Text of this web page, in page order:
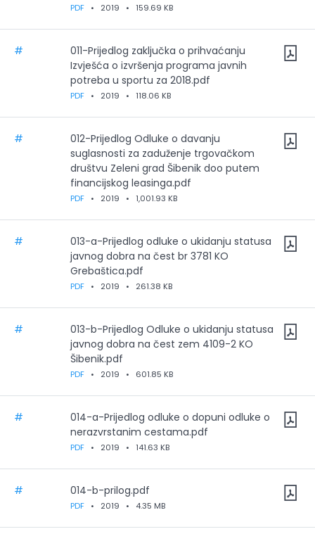
PDF • 2019 • 159.69 KB
#
011-Prijedlog zaključka o prihvaćanju
Izvješća o izvršenja programa javnih
potreba u sportu za 2018.pdf
PDF • 2019 • 118.06 KB
#
012-Prijedlog Odluke o davanju
suglasnosti za zaduženje trgovačkom
društvu Zeleni grad Šibenik doo putem
financijskog leasinga.pdf
PDF • 2019 • 1,001.93 KB
#
013-a-Prijedlog odluke o ukidanju statusa
javnog dobra na čest br 3781 KO
Grebaštica.pdf
PDF • 2019 • 261.38 KB
#
013-b-Prijedlog Odluke o ukidanju statusa
javnog dobra na čest zem 4109-2 KO
Šibenik.pdf
PDF • 2019 • 601.85 KB
#
014-a-Prijedlog odluke o dopuni odluke o
nerazvrstanim cestama.pdf
PDF • 2019 • 141.63 KB
# 014-b-prilog.pdf
PDF • 2019 • 4.35 MB